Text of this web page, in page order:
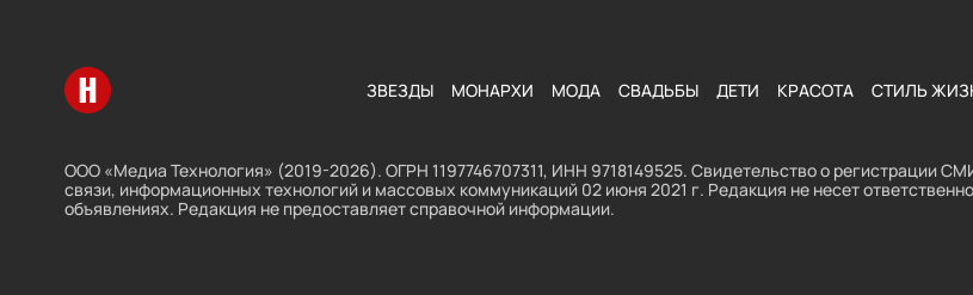
Перейти на главную ЗВЕЗДЫ МОНАРХИ МОДА СВАДЬБЫ ДЕТИ КРАСОТА СТИЛЬ
ООО «Медиа Технология» (2019-2026). ОГРН 1197746707311, ИНН 9718149525. Свидетельство о регистрации
связи, информационных технологий и массовых коммуникаций 02 июня 2021 г. Редакция не несет
объявлениях. Редакция не предоставляет справочной информации.